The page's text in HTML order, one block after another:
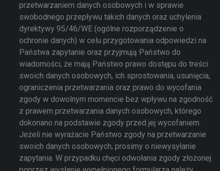
przetwarzaniem danych osobowych i w sprawie
swobodnego przepływu takich danych oraz uchylenia
dyrektywy 95/46/WE (ogólne rozporządzenie o
ochronie danych) w celu przygotowania odpowiedzi na
Państwa zapytanie oraz przyjmują Państwo do
wiadomości, że mają Państwo prawo dostępu do treści
swoich danych osobowych, ich sprostowania, usunięcia,
ograniczenia przetwarzania oraz prawo do wycofania
zgody w dowolnym momencie bez wpływu na zgodność
z prawem przetwarzania danych osobowych, którego
dokonano na podstawie zgody przed jej wycofaniem.
Jeżeli nie wyrażacie Państwo zgody na przetwarzanie
swoich danych osobowych, prosimy o niewysyłanie
zapytania. W przypadku chęci odwołania zgody złożonej